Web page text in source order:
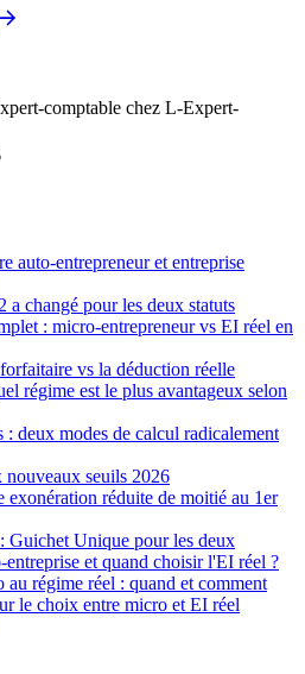
comptable chez L-Expert-
auto-entrepreneur et entreprise
a changé pour les deux statuts
: micro-entrepreneur vs EI réel en
vs la déduction réelle
régime est le plus avantageux selon
: deux modes de calcul radicalement
seuils 2026
réduite de moitié au 1er
Guichet Unique pour les deux
et quand choisir l'EI réel ?
au régime réel : quand et comment
le choix entre micro et EI réel